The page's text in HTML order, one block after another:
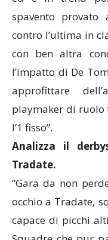
spavento provato
contro l’ultima in
con ben altra
l’impatto di De
approfittare
playmaker di ruolo
l’1 fisso”.
Analizza il
Tradate.
“Gara da non
occhio a Tradate,
capace di picchi